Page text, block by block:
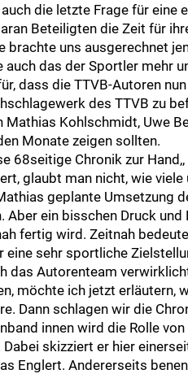
die letzte Frage für
Beteiligten die Zeit für
brachte uns ausgerechnet
auch das der Sportler mehr
dass die TTVB-Autoren
des TTVB zu
Mathias Kohlschmidt, Uwe
Monate zeigen sollten.
68seitige Chronik zur
glaubt man nicht, wie
geplante Umsetzung
ein bisschen Druck
fertig wird. Zeitnah
eine sehr sportliche
das Autorenteam
möchte ich jetzt erläutern,
Dann schlagen wir die
innen wird die Rolle
skizziert er hier
Englert. Andererseits